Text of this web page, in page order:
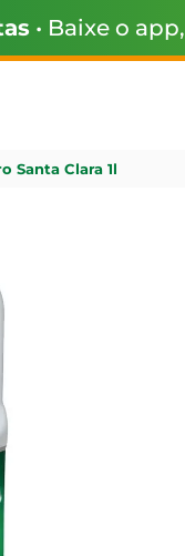
• Baixe o
Santa Clara 1l